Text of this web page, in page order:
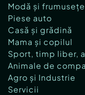
Modă și frumusețe
Piese auto
Casă și grădină
Mama și copilul
Sport, timp liber,
Animale de
Agro și Industrie
Servicii